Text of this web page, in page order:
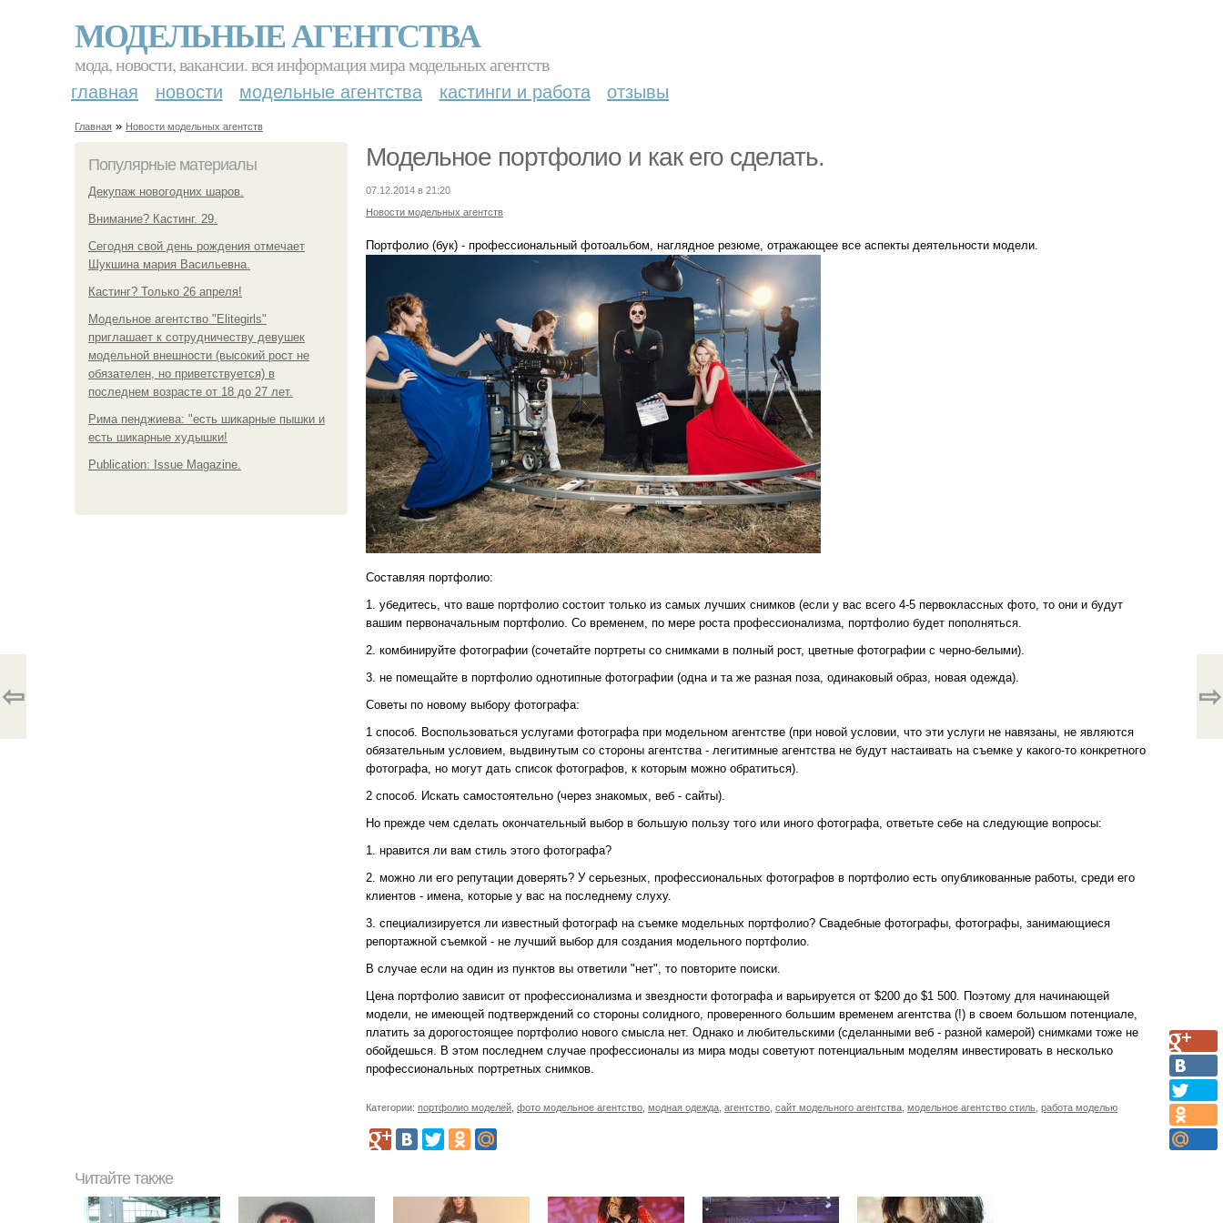
МОДЕЛЬНЫЕ АГЕНТСТВА
мода, новости, вакансии. вся информация мира модельных агентств
главная новости модельные агентства кастинги и работа отзывы
Главная » Новости модельных агентств
Популярные материалы
Декупаж новогодних шаров.
Внимание? Кастинг. 29.
Сегодня свой день рождения отмечает
Шукшина мария Васильевна.
Кастинг? Только 26 апреля!
Модельное агентство "Elitegirls"
приглашает к сотрудничеству девушек
модельной внешности (высокий рост не
обязателен, но приветствуется) в
последнем возрасте от 18 до 27 лет.
Рима пенджиева: "есть шикарные пышки и
есть шикарные худышки!
Publication: Issue Magazine.
Модельное портфолио и как его сделать.
07.12.2014 в 21:20
Новости модельных агентств
Портфолио (бук) - профессиональный фотоальбом, наглядное резюме, отражающее все аспекты деятельности модели.
Составляя портфолио:
1. убедитесь, что ваше портфолио состоит только из самых лучших снимков (если у вас всего 4-5 первоклассных фото, то они и будут
вашим первоначальным портфолио. Со временем, по мере роста профессионализма, портфолио будет пополняться.
2. комбинируйте фотографии (сочетайте портреты со снимками в полный рост, цветные фотографии с черно-белыми).
3. не помещайте в портфолио однотипные фотографии (одна и та же разная поза, одинаковый образ, новая одежда).
Советы по новому выбору фотографа:
1 способ. Воспользоваться услугами фотографа при модельном агентстве (при новой условии, что эти услуги не навязаны, не являются
обязательным условием, выдвинутым со стороны агентства - легитимные агентства не будут настаивать на съемке у какого-то конкретного
фотографа, но могут дать список фотографов, к которым можно обратиться).
2 способ. Искать самостоятельно (через знакомых, веб - сайты).
Но прежде чем сделать окончательный выбор в большую пользу того или иного фотографа, ответьте себе на следующие вопросы:
1. нравится ли вам стиль этого фотографа?
2. можно ли его репутации доверять? У серьезных, профессиональных фотографов в портфолио есть опубликованные работы, среди его
клиентов - имена, которые у вас на последнему слуху.
3. специализируется ли известный фотограф на съемке модельных портфолио? Свадебные фотографы, фотографы, занимающиеся
репортажной съемкой - не лучший выбор для создания модельного портфолио.
В случае если на один из пунктов вы ответили "нет", то повторите поиски.
Цена портфолио зависит от профессионализма и звездности фотографа и варьируется от $200 до $1 500. Поэтому для начинающей
модели, не имеющей подтверждений со стороны солидного, проверенного большим временем агентства (!) в своем большом потенциале,
платить за дорогостоящее портфолио нового смысла нет. Однако и любительскими (сделанными веб - разной камерой) снимками тоже не
обойдешься. В этом последнем случае профессионалы из мира моды советуют потенциальным моделям инвестировать в несколько
профессиональных портретных снимков.
Категории: портфолио моделей фото модельное агентство модная одежда агентство сайт модельного агентства модельное агентство стиль работа моделью
⇦ ⇨
Читайте также